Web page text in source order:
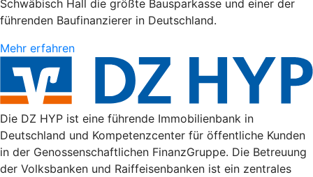
Schwäbisch Hall die größte Bausparkasse und einer der
führenden Baufinanzierer in Deutschland.
Mehr erfahren
Die DZ HYP ist eine führende Immobilienbank in
Deutschland und Kompetenzcenter für öffentliche Kunden
in der Genossenschaftlichen FinanzGruppe. Die Betreuung
der Volksbanken und Raiffeisenbanken ist ein zentrales